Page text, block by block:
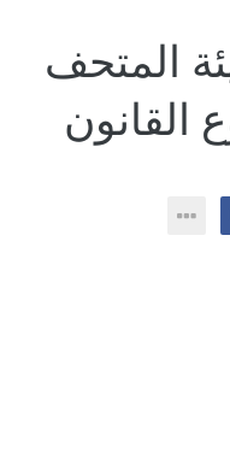
المتحف
القانون